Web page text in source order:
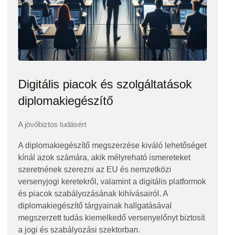
Digitális piacok és szolgáltatások
diplomakiegészítő
A jövőbiztos tudásért
A diplomakiegészítő megszerzése kiváló lehetőséget
kínál azok számára, akik mélyreható ismereteket
szeretnének szerezni az EU és nemzetközi
versenyjogi keretekről, valamint a digitális platformok
és piacok szabályozásának kihívásairól. A
diplomakiegészítő tárgyainak hallgatásával
megszerzett tudás kiemelkedő versenyelőnyt biztosít
a jogi és szabályozási szektorban.